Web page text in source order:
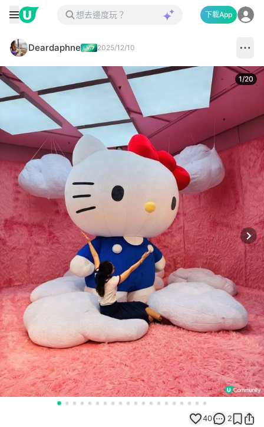
下載App
Deardaphne 2025/12/10
1/20
40 2